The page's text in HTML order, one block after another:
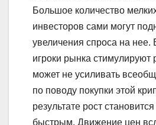
Большое количество
инвесторов сами могут
увеличения спроса на нее.
игроки рынка стимулируют
может не усиливать
по поводу покупки этой
результате рост
быстрым. Движение цен